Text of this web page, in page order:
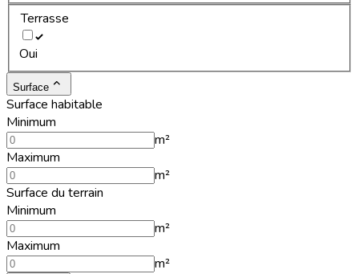
Terrasse
Oui
Surface
Surface habitable
Minimum
m²
Maximum
m²
Surface du terrain
Minimum
m²
Maximum
m²